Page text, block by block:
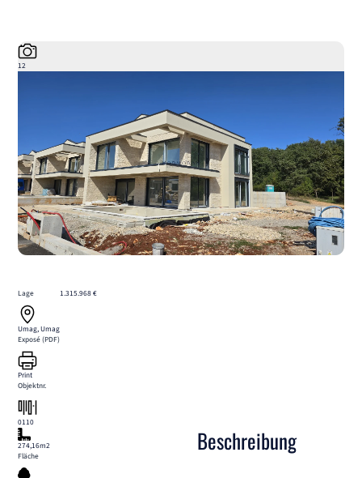
12
Lage
Umag, Umag
Exposé (PDF)
Print
Objektnr.
0110
1.315.968 €
274,16m2
Fläche
Beschreibung